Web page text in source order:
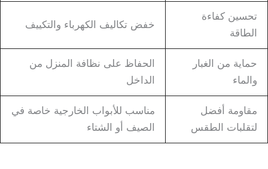
تحسين كفاءة
الطاقة
خفض تكاليف الكهرباء والتكييف
حماية من الغبار
والماء
الحفاظ على نظافة المنزل من
الداخل
مقاومة أفضل
لتقلبات الطقس
مناسب للأبواب الخارجية خاصة في
الصيف أو الشتاء